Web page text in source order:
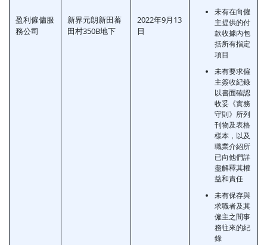
盈利僱傭服
務公司
新界元朗新田蕃
田村350B地下
2022年9月13
日
未有在向僱
主提供的付
款收據內包
括所有指定
項目
未有要求僱
主簽收紀錄
以書面確認
收妥《實務
守則》所列
刊物及表格
樣本，以及
職業介紹所
已向他們詳
盡解釋其權
益和責任
未有保存與
求職者及其
僱主之間事
務往來的紀
錄